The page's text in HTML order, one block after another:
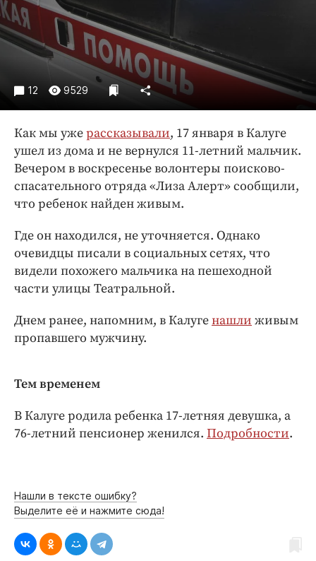
Спорт
Экономика и бизнес
ПРОЕКТЫ
Блоги
Издания
Медиаперсона
Интересное чтиво
Клиника года
Бренд года
12 9529
Как мы ужерассказывали, 17 января в Калуге
ушел из дома и не вернулся 11-летний мальчик.
Вечером в воскресенье волонтеры поисково-
спасательного отряда «Лиза Алерт» сообщили,
что ребенок найден живым.
Где он находился, не уточняется. Однако
очевидцы писали в социальных сетях, что
видели похожего мальчика на пешеходной
части улицы Театральной.
Днем ранее, напомним, в Калугенашли живым
пропавшего мужчину.
Тем временем
В Калуге родила ребенка 17-летняя девушка, а
76-летний пенсионер женился. Подробности.
Нашли в тексте ошибку?
Выделите её и нажмите сюда!